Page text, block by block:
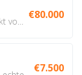
€80.000
€7.500